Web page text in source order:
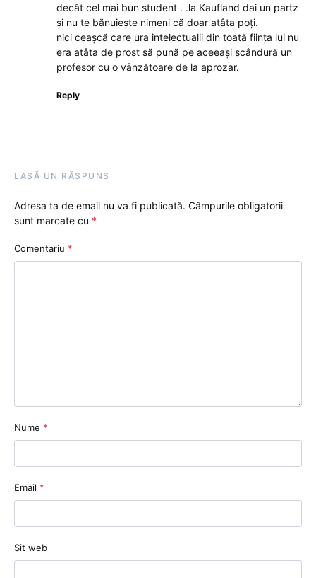
decât cel mai bun student . .la Kaufland dai un partz
și nu te bănuiește nimeni că doar atâta poți.
nici ceașcă care ura intelectualii din toată ființa lui nu
era atâta de prost să pună pe aceeași scândură un
profesor cu o vânzătoare de la aprozar.
Reply
LASĂ UN RĂSPUNS
Adresa ta de email nu va fi publicată. Câmpurile obligatorii
sunt marcate cu *
Comentariu *
Nume *
Email *
Sit web